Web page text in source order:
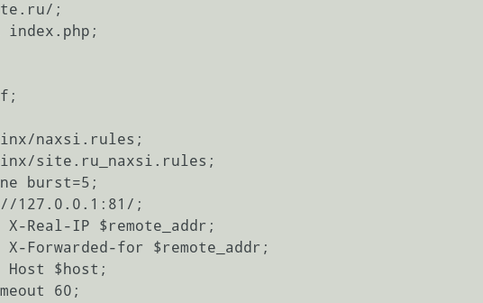
;
naxsi.rules;
site.ru_naxsi.rules;
burst=5;
127.0.0.1:81/;
X-Real-IP $remote_addr;
X-Forwarded-for $remote_addr;
Host $host;
60;